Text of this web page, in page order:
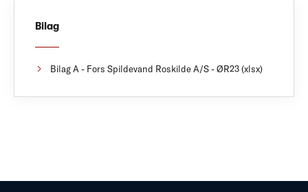
Bilag
Bilag A - Fors Spildevand Roskilde A/S - ØR23 (xlsx)